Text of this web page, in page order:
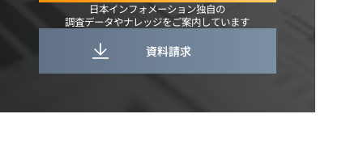
日本インフォメーション独自の
調査データやナレッジをご案内しています
資料請求